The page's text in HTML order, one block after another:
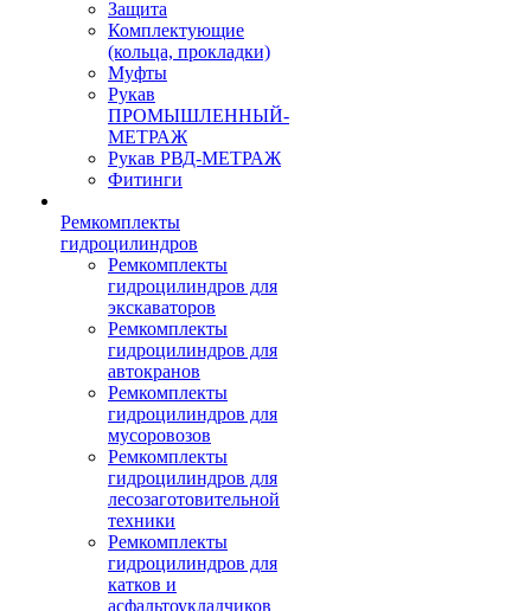
Защита
Комплектующие
(кольца, прокладки)
Муфты
Рукав
ПРОМЫШЛЕННЫЙ-
МЕТРАЖ
Рукав РВД-МЕТРАЖ
Фитинги
Ремкомплекты
гидроцилиндров
Ремкомплекты
гидроцилиндров для
экскаваторов
Ремкомплекты
гидроцилиндров для
автокранов
Ремкомплекты
гидроцилиндров для
мусоровозов
Ремкомплекты
гидроцилиндров для
лесозаготовительной
техники
Ремкомплекты
гидроцилиндров для
катков и
асфальтоукладчиков